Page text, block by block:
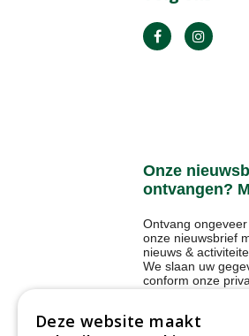
Onze
ontvangen?
Ontvang
onze nieuwsbrief
nieuws &
We slaan uw
conform onze
Deze website maakt